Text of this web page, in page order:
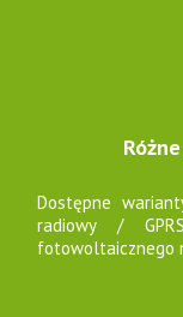
Dostępne
radiowy /
fotowoltaicznego